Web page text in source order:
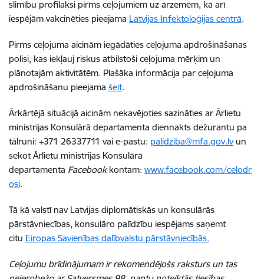
slimību profilaksi pirms ceļojumiem uz ārzemēm, kā arī
iespējām vakcinēties pieejama Latvijas Infektoloģijas centrā.
Pirms ceļojuma aicinām iegādāties ceļojuma apdrošināšanas
polisi, kas iekļauj riskus atbilstoši ceļojuma mērķim un
plānotajām aktivitātēm. Plašāka informācija par ceļojuma
apdrošināšanu pieejama šeit.
Ārkārtējā situācijā aicinām nekavējoties sazināties ar Ārlietu
ministrijas Konsulārā departamenta diennakts dežurantu pa
tālruni: +371 26337711 vai e-pastu: palidziba@mfa.gov.lvun
sekot Ārlietu ministrijas Konsulārā
departamenta Facebookkontam: www.facebook.com/celodr
osi.
Tā kā valstī nav Latvijas diplomātiskās un konsulārās
pārstāvniecības, konsulāro palīdzību iespējams saņemt
citu Eiropas Savienības dalībvalstu pārstāvniecībās.
Ceļojumu brīdinājumam ir rekomendējošs raksturs un tas